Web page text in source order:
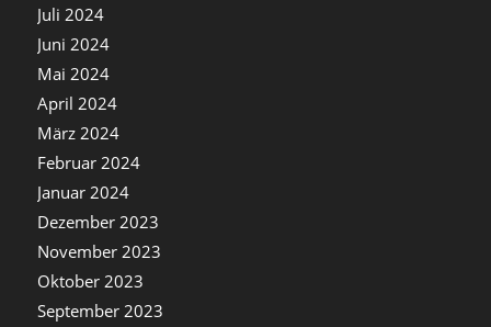
Juli 2024
Juni 2024
Mai 2024
April 2024
März 2024
Februar 2024
Januar 2024
Dezember 2023
November 2023
Oktober 2023
September 2023